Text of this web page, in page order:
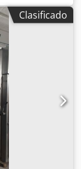
consta de:
ATMOS
2400 Tanque
Datos
E120V
13 kW Presión
400 V
180 kg
2006
listo para
Bajo
compresor
Clasificado